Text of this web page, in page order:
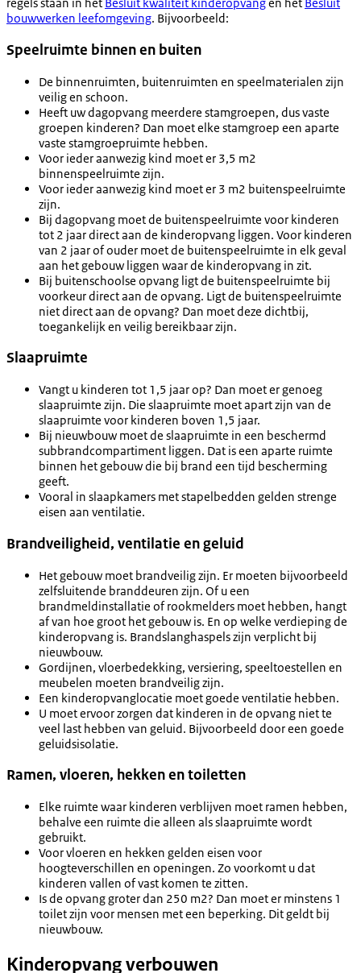
regels staan in het Besluit kwaliteit kinderopvangen het Besluit
bouwwerken leefomgeving. Bijvoorbeeld:
Speelruimte binnen en buiten
De binnenruimten, buitenruimten en speelmaterialen zijn
veilig en schoon.
Heeft uw dagopvang meerdere stamgroepen, dus vaste
groepen kinderen? Dan moet elke stamgroep een aparte
vaste stamgroepruimte hebben.
Voor ieder aanwezig kind moet er 3,5 m2
binnenspeelruimte zijn.
Voor ieder aanwezig kind moet er 3 m2 buitenspeelruimte
zijn.
Bij dagopvang moet de buitenspeelruimte voor kinderen
tot 2 jaar direct aan de kinderopvang liggen. Voor kinderen
van 2 jaar of ouder moet de buitenspeelruimte in elk geval
aan het gebouw liggen waar de kinderopvang in zit.
Bij buitenschoolse opvang ligt de buitenspeelruimte bij
voorkeur direct aan de opvang. Ligt de buitenspeelruimte
niet direct aan de opvang? Dan moet deze dichtbij,
toegankelijk en veilig bereikbaar zijn.
Slaapruimte
Vangt u kinderen tot 1,5 jaar op? Dan moet er genoeg
slaapruimte zijn. Die slaapruimte moet apart zijn van de
slaapruimte voor kinderen boven 1,5 jaar.
Bij nieuwbouw moet de slaapruimte in een beschermd
subbrandcompartiment liggen. Dat is een aparte ruimte
binnen het gebouw die bij brand een tijd bescherming
geeft.
Vooral in slaapkamers met stapelbedden gelden strenge
eisen aan ventilatie.
Brandveiligheid, ventilatie en geluid
Hetgebouw moet brandveilig zijn. Er moeten bijvoorbeeld
zelfsluitende branddeuren zijn. Of u een
brandmeldinstallatie of rookmelders moet hebben, hangt
af van hoe groot het gebouw is. En op welke verdieping de
kinderopvang is. Brandslanghaspels zijn verplicht bij
nieuwbouw.
Gordijnen, vloerbedekking, versiering, speeltoestellen en
meubelen moeten brandveilig zijn.
Een kinderopvanglocatie moet goede ventilatie hebben.
U moet ervoor zorgen dat kinderen in de opvang niet te
veel last hebben van geluid. Bijvoorbeeld door een goede
geluidsisolatie.
Ramen, vloeren, hekken en toiletten
Elke ruimte waar kinderen verblijven moet ramen hebben,
behalve een ruimte die alleen als slaapruimte wordt
gebruikt.
Voor vloeren en hekken gelden eisen voor
hoogteverschillen en openingen. Zo voorkomt u dat
kinderen vallen of vast komen te zitten.
Is de opvang groter dan 250 m2? Dan moet er minstens 1
toilet zijn voor mensen met een beperking. Dit geldt bij
nieuwbouw.
Kinderopvang verbouwen